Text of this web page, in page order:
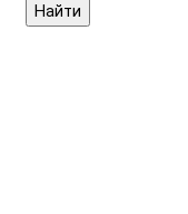
Найти